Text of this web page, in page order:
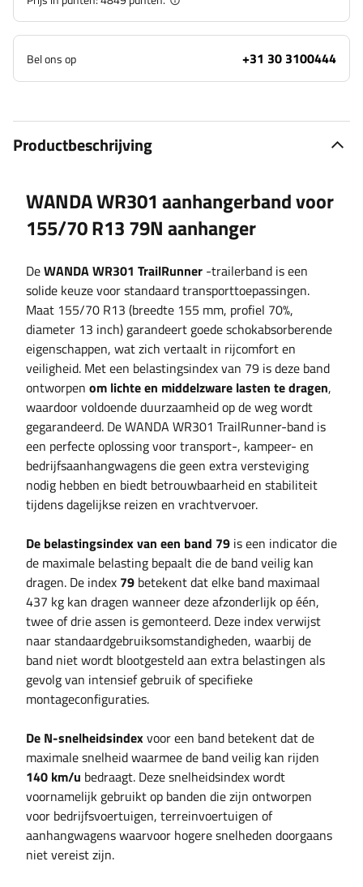
Bel ons op +31 30 3100444
Productbeschrijving
WANDA WR301 aanhangerband voor
155/70 R13 79N aanhanger
DeWANDA WR301 TrailRunner -trailerband is een
solide keuze voor standaard transporttoepassingen.
Maat 155/70 R13 (breedte 155 mm, profiel 70%,
diameter 13 inch) garandeert goede schokabsorberende
eigenschappen, wat zich vertaalt in rijcomfort en
veiligheid. Met een belastingsindex van 79 is deze band
ontworpen om lichte en middelzware lasten te dragen,
waardoor voldoende duurzaamheid op de weg wordt
gegarandeerd. De WANDA WR301 TrailRunner-band is
een perfecte oplossing voor transport-, kampeer- en
bedrijfsaanhangwagens die geen extra versteviging
nodig hebben en biedt betrouwbaarheid en stabiliteit
tijdens dagelijkse reizen en vrachtvervoer.
De belastingsindex van een band 79 is een indicator die
de maximale belasting bepaalt die de band veilig kan
dragen. De index 79 betekent dat elke band maximaal
437 kg kan dragen wanneer deze afzonderlijk op één,
twee of drie assen is gemonteerd. Deze index verwijst
naar standaardgebruiksomstandigheden, waarbij de
band niet wordt blootgesteld aan extra belastingen als
gevolg van intensief gebruik of specifieke
montageconfiguraties.
De N-snelheidsindexvoor een band betekent dat de
maximale snelheid waarmee de band veilig kan rijden
140 km/u bedraagt. Deze snelheidsindex wordt
voornamelijk gebruikt op banden die zijn ontworpen
voor bedrijfsvoertuigen, terreinvoertuigen of
aanhangwagens waarvoor hogere snelheden doorgaans
niet vereist zijn.